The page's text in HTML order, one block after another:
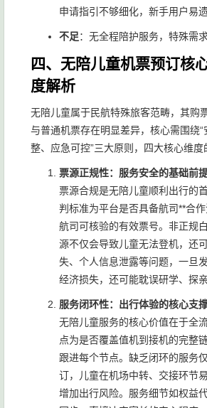
申请指引不够细化，新手用户易
不足：无全程陪护服务，特殊需
四、无陪儿童机票预订核
度解析
无陪儿童属于民航特殊旅客范畴，其购
与普通机票存在明显差异，核心需围绕
整、应急可控”三大原则，四大核心维度
票源正规性：服务安全的基础前
票源合规是无陪儿童顺利出行的
判标准为平台是否具备航司**合
航司可核验的有效票号。非正规
源不仅会导致儿童无法登机，还
失、个人信息泄露等问题，一旦
经济损失，还可能耽误研学、探
服务闭环性：出行体验的核心支
无陪儿童服务的核心价值在于全
点为是否覆盖值机到接机的完整
跟进每个节点。缺乏闭环的服务
订，儿童在机场中转、交接环节
增加出行风险。服务细节如权益